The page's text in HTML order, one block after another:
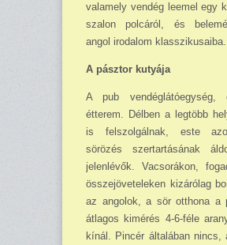
valamely vendég leemel egy
szalon polcáról, és
angol irodalom klasszikusaiba.
A pásztor kutyája
A pub vendéglátóegység,
étterem. Délben a legtöbb
is felszolgálnak, este
sörözés szertartásának
jelenlévők. Vacsorákon,
összejö­veteleken kizárólag
az angolok, a sör otthona a
átlagos kimérés 4-6-féle
kínál. Pincér általában nincs,